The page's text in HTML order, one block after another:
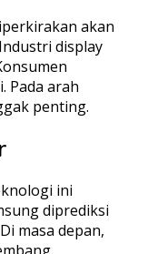
akan
display
Pada arah
penting.
ini
diprediksi
masa depan,